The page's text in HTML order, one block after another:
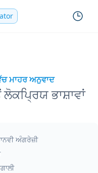
ਮਾਹਰ ਅਨੁਵਾਦ
ਭਾਸ਼ਾਵਾਂ
ਅੰਗਰੇਜ਼ੀ